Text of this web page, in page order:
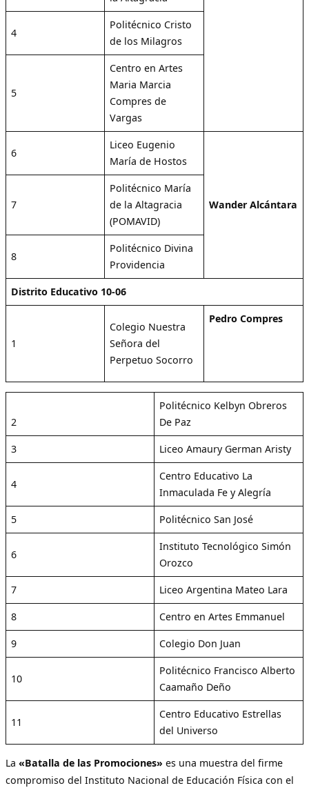
4
Politécnico Cristo
de los Milagros
5
Centro en Artes
Maria Marcia
Compres de
Vargas
6
Liceo Eugenio
María de Hostos
Wander Alcántara
7
Politécnico María
de la Altagracia
(POMAVID)
8
Politécnico Divina
Providencia
Distrito Educativo 10-06
1
Colegio Nuestra
Señora del
Perpetuo Socorro
Pedro Compres
2
Politécnico Kelbyn Obreros
De Paz
3 Liceo Amaury German Aristy
4
Centro Educativo La
Inmaculada Fe y Alegría
5 Politécnico San José
6
Instituto Tecnológico Simón
Orozco
7 Liceo Argentina Mateo Lara
8 Centro en Artes Emmanuel
9 Colegio Don Juan
10
Politécnico Francisco Alberto
Caamaño Deño
11
Centro Educativo Estrellas
del Universo
La «Batalla de las Promociones» es una muestra del firme
compromiso del Instituto Nacional de Educación Física con el